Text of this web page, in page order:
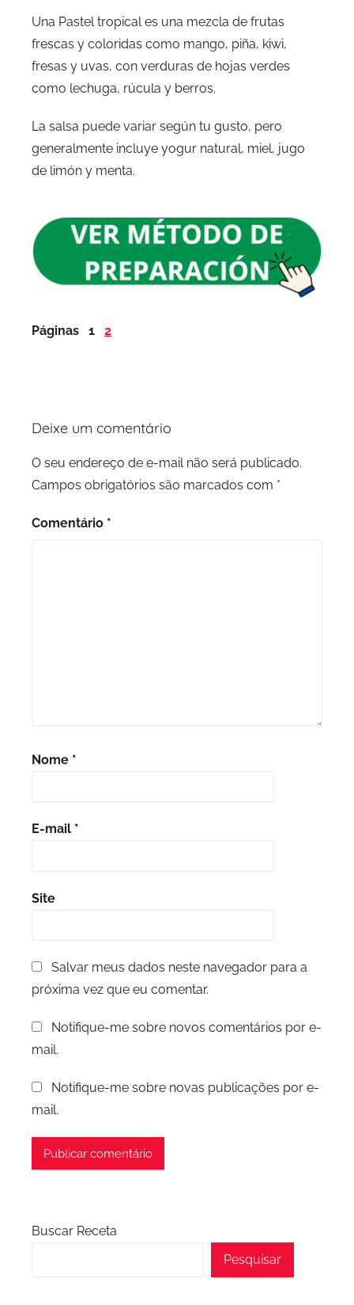
Una Pastel tropical es una mezcla de frutas
frescas y coloridas como mango, piña, kiwi,
fresas y uvas, con verduras de hojas verdes
como lechuga, rúcula y berros.
La salsa puede variar según tu gusto, pero
generalmente incluye yogur natural, miel, jugo
de limón y menta.
Páginas 1 2
Deixe um comentário
O seu endereço de e-mail não será publicado.
Campos obrigatórios são marcados com *
Comentário *
Nome *
E-mail *
Site
Salvar meus dados neste navegador para a
próxima vez que eu comentar.
Notifique-me sobre novos comentários por e-
mail.
Notifique-me sobre novas publicações por e-
mail.
Buscar Receta
Pesquisar